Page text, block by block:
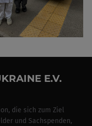
E.V.
die sich zum Ziel
und Sachspenden,